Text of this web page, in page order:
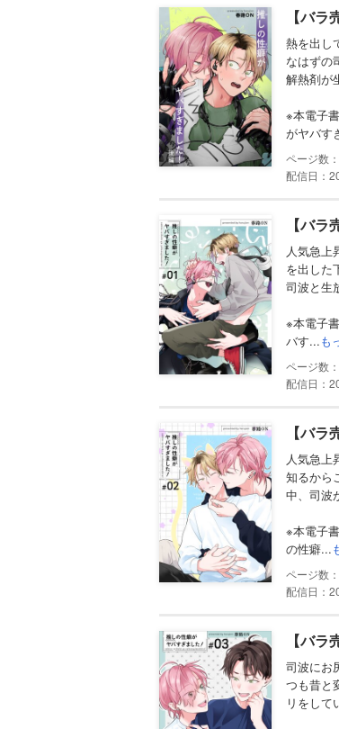
【バ
熱を出し
なはずの
解熱剤が
※本電子
がヤバす
配信日：
【バ
人気急上
を出した
司波と生
※本電子
バす...も
配信日：
【バ
人気急上
知るから
中、司波
※本電子
の性癖...
配信日：
【バ
司波にお
つも昔と
リをして